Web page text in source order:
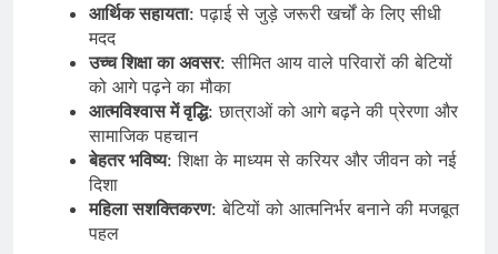
आर्थिक सहायता: पढ़ाई से जुड़े जरूरी खर्चों के लिए सीधी
मदद
उच्च शिक्षा का अवसर: सीमित आय वाले परिवारों की बेटियों
को आगे पढ़ने का मौका
आत्मविश्वास में वृद्धि: छात्राओं को आगे बढ़ने की प्रेरणा और
सामाजिक पहचान
बेहतर भविष्य: शिक्षा के माध्यम से करियर और जीवन को नई
दिशा
महिला सशक्तिकरण: बेटियों को आत्मनिर्भर बनाने की मजबूत
पहल